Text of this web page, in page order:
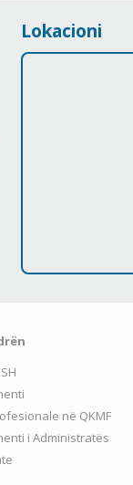
Lokacioni
në QKMF
i Administratës